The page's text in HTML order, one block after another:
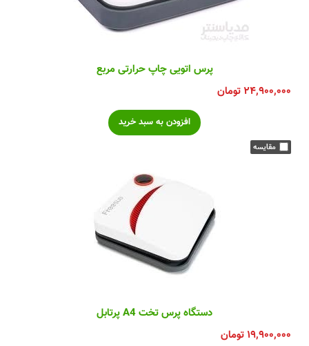
پرس اتویی چاپ حرارتی مربع
۲۴,۹۰۰,۰۰۰تومان
دستگاه پرس تخت A4 پرتابل
۱۹,۹۰۰,۰۰۰تومان